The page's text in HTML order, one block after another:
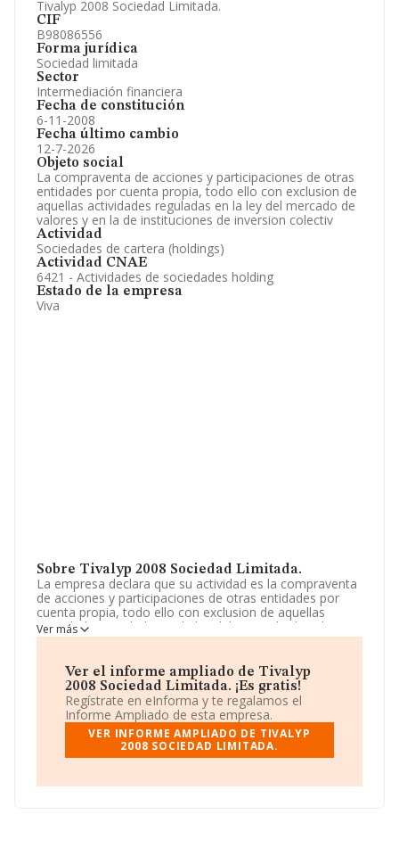
Tivalyp 2008 Sociedad Limitada.
CIF
B98086556
Forma jurídica
Sociedad limitada
Sector
Intermediación financiera
Fecha de constitución
6-11-2008
Fecha último cambio
12-7-2026
Objeto social
La compraventa de acciones y participaciones de otras
entidades por cuenta propia, todo ello con exclusion de
aquellas actividades reguladas en la ley del mercado de
valores y en la de instituciones de inversion colectiv
Actividad
Sociedades de cartera (holdings)
Actividad CNAE
6421 - Actividades de sociedades holding
Estado de la empresa
Viva
Sobre Tivalyp 2008 Sociedad Limitada.
La empresa declara que su actividad es la compraventa
de acciones y participaciones de otras entidades por
cuenta propia, todo ello con exclusion de aquellas
actividades reguladas en la ley del mercado de valores y
en la de instituciones de inversion colectiv. La empresa
referencia CNAE corresponde a '%cnae%', cuyo Código
es 6421. La compañía no tiene actividad en mercados
exteriores.
La sociedadTivalyp 2008 Sociedad Limitada, CIF
B98086556, se encuentra en Calle Colon núm. 1 7,
(46004), en el municipio de Valencia, Comunidad
Ver más
Ver el informe ampliado de Tivalyp
2008 Sociedad Limitada. ¡Es gratis!
Regístrate en eInforma y te regalamos el
Informe Ampliado de esta empresa.
VER INFORME AMPLIADO DE TIVALYP
2008 SOCIEDAD LIMITADA.